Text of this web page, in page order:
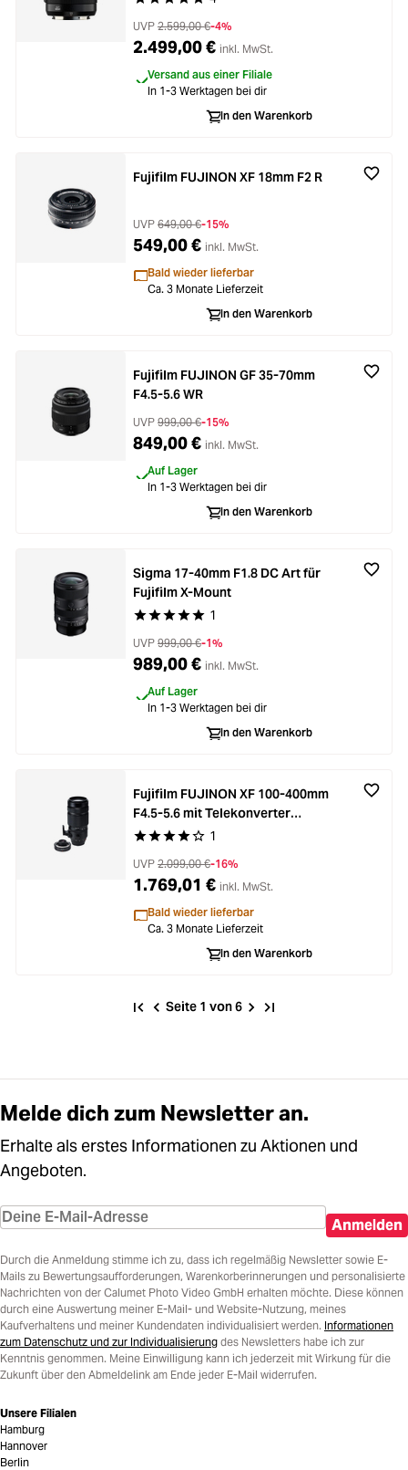
UVP 2.599,00 €-4%
2.499,00 € inkl. MwSt.
Versand aus einer Filiale
In 1-3 Werktagen bei dir
In den Warenkorb
Fujifilm FUJINON XF 18mm F2 R
UVP 649,00 €-15%
549,00 € inkl. MwSt.
Bald wieder lieferbar
Ca. 3 Monate Lieferzeit
In den Warenkorb
Fujifilm FUJINON GF 35-70mm
F4.5-5.6 WR
UVP 999,00 €-15%
849,00 € inkl. MwSt.
Auf Lager
In 1-3 Werktagen bei dir
In den Warenkorb
Durchschnittliche Bewertung von 5 von 5
1
Sigma 17-40mm F1.8 DC Art für
Fujifilm X-Mount
UVP 999,00 €-1%
989,00 € inkl. MwSt.
Auf Lager
In 1-3 Werktagen bei dir
In den Warenkorb
Durchschnittliche Bewertung von 4 von 5
1
Fujifilm FUJINON XF 100-400mm
F4.5-5.6 mit Telekonverter
FUJINON XF1.4X TC WR
UVP 2.099,00 €-16%
1.769,01 € inkl. MwSt.
Bald wieder lieferbar
Ca. 3 Monate Lieferzeit
In den Warenkorb
Seite 1 von 6
Melde dich zum Newsletter an.
Erhalte als erstes Informationen zu Aktionen und
Angeboten.
Anmelden
Durch die Anmeldung stimme ich zu, dass ich regelmäßig Newsletter sowie E-
Mails zu Bewertungsaufforderungen, Warenkorberinnerungen und personalisierte
Nachrichten von der Calumet Photo Video GmbH erhalten möchte. Diese können
durch eine Auswertung meiner E-Mail- und Website-Nutzung, meines
Kaufverhaltens und meiner Kundendaten individualisiert werden. Informationen
zum Datenschutz und zur Individualisierung des Newsletters habe ich zur
Kenntnis genommen. Meine Einwilligung kann ich jederzeit mit Wirkung für die
Zukunft über den Abmeldelink am Ende jeder E-Mail widerrufen.
Unsere Filialen
Hamburg
Hannover
Berlin